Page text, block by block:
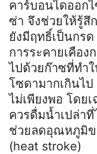
คาร์บอนไดออก
ซ่า จึงช่วยให้รู้สึ
ยังมีฤทธิ์เป็นกร
การระคายเคือง
ไปด้วยก๊าซที่ทำ
โซดามากเกินไป
ไม่เพียงพอ โดย
ควรดื่มน้ำเปล่า
ช่วยลดอุณหภูมิข
(heat stroke)